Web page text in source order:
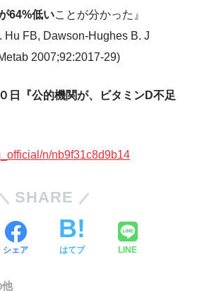
64%低いことが分かった』
FB, Dawson-Hughes B. J
2007;92:2017-29)
日『公的機関が、ビタミンD不足
n/nb9f31c8d9b14
SHARE
シェア はてブ LINE
他